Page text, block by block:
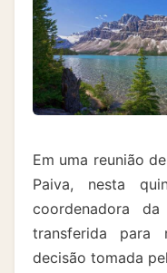
Em uma reunião
Paiva, nesta
coordenadora
transferida
decisão tomada